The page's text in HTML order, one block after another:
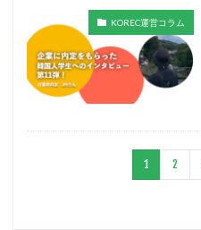
KOREC運営コラム
1 2